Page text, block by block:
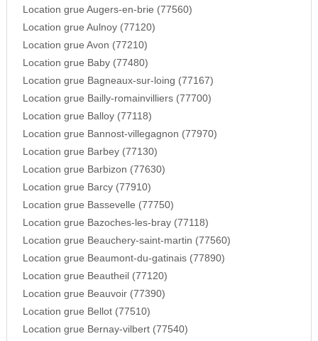
Location grue Augers-en-brie (77560)
Location grue Aulnoy (77120)
Location grue Avon (77210)
Location grue Baby (77480)
Location grue Bagneaux-sur-loing (77167)
Location grue Bailly-romainvilliers (77700)
Location grue Balloy (77118)
Location grue Bannost-villegagnon (77970)
Location grue Barbey (77130)
Location grue Barbizon (77630)
Location grue Barcy (77910)
Location grue Bassevelle (77750)
Location grue Bazoches-les-bray (77118)
Location grue Beauchery-saint-martin (77560)
Location grue Beaumont-du-gatinais (77890)
Location grue Beautheil (77120)
Location grue Beauvoir (77390)
Location grue Bellot (77510)
Location grue Bernay-vilbert (77540)